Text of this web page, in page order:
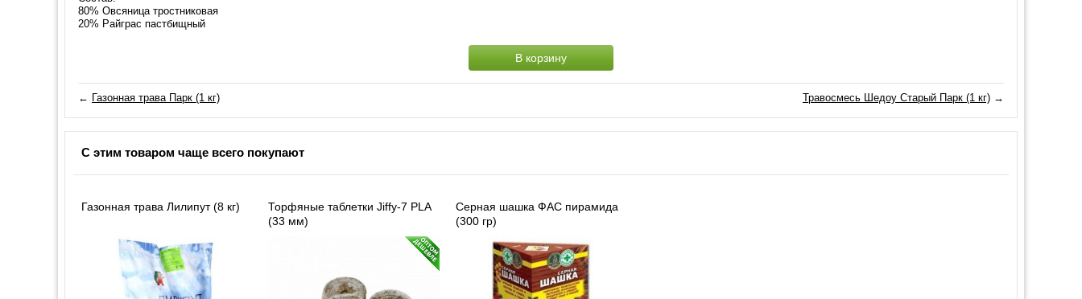
80% Овсяница тростниковая
20% Райграс пастбищный
В корзину
← Газонная трава Парк (1 кг) Травосмесь Шедоу Старый Парк (1 кг) →
С этим товаром чаще всего покупают
Газонная трава Лилипут (8 кг)
Торфяные таблетки Jiffy-7 PLA
(33 мм)
Серная шашка ФАС пирамида
(300 гр)